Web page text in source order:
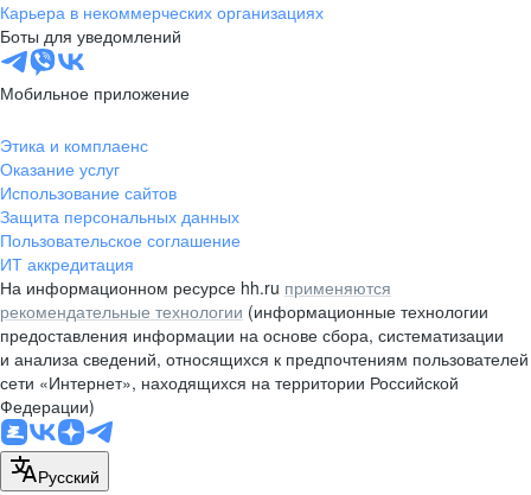
Минск
пр-т Дзержинского, д. 57,
10 этаж, помещение 45-1
pr@rabota.by
Алматы
пр. Абая, д. 151, БЦ Алатау,
12 этаж, офис 1209
+7 727 232-13-13
pr@headhunter.com.kz
Карьера в некоммерческих организациях
Боты для уведомлений
Мобильное приложение
Этика и комплаенс
Оказание услуг
Использование сайтов
Защита персональных данных
Пользовательское соглашение
ИТ аккредитация
На информационном ресурсе hh.ru применяются
рекомендательные технологии (информационные технологии
предоставления информации на основе сбора, систематизации
и анализа сведений, относящихся к предпочтениям пользователей
сети «Интернет», находящихся на территории Российской
Федерации)
Русский